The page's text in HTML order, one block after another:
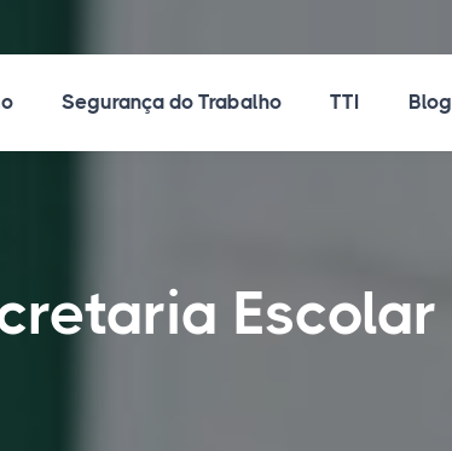
Segurança do Trabalho TTI Blog
Escolar